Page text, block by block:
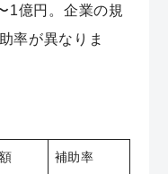
1億円 。企業の規
率が異なりま
補助率